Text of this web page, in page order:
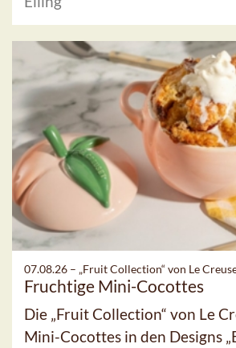
07.08.26 – „Fruit Collection“ von Le
Fruchtige Mini-Cocottes
Die „Fruit Collection“ von Le
Mini-Cocottes in den Designs